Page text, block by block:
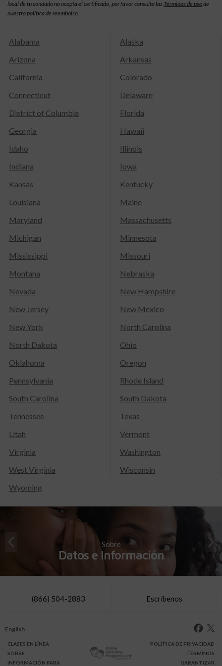
local de tu condado no acepta el certificado, por favor consulta las Términos de usode
nuestra política de reembolso.
Alabama
Alaska
Arizona
Arkansas
California
Colorado
Connecticut
Delaware
District of Columbia
Florida
Georgia
Hawaii
Idaho
Illinois
Indiana
Iowa
Kansas
Kentucky
Louisiana
Maine
Maryland
Massachusetts
Michigan
Minnesota
Mississippi
Missouri
Montana
Nebraska
Nevada
New Hampshire
New Jersey
New Mexico
New York
North Carolina
North Dakota
Ohio
Oklahoma
Oregon
Pennsylvania
Rhode Island
South Carolina
South Dakota
Tennessee
Texas
Utah
Vermont
Virginia
Washington
West Virginia
Wisconsin
Wyoming
Sobre
Datos e Información
(866) 504-2883 Escríbenos
English
CLASES EN LÍNEA
SOBRE
INFORMACIÓN PARA
POLÍTICA DE PRIVACIDAD
TÉRMINOS
GARANTIZAR